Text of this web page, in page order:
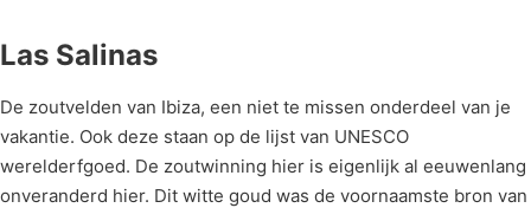
Las Salinas
De zoutvelden van Ibiza, een niet te missen onderdeel van je
vakantie. Ook deze staan op de lijst van UNESCO
werelderfgoed. De zoutwinning hier is eigenlijk al eeuwenlang
onveranderd hier. Dit witte goud was de voornaamste bron van